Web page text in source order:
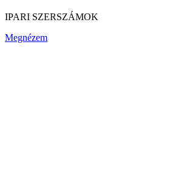
IPARI SZERSZÁMOK
Megnézem